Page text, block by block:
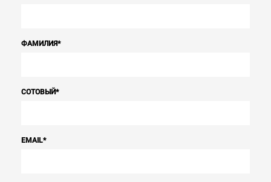
ФАМИЛИЯ*
СОТОВЫЙ*
EMAIL*